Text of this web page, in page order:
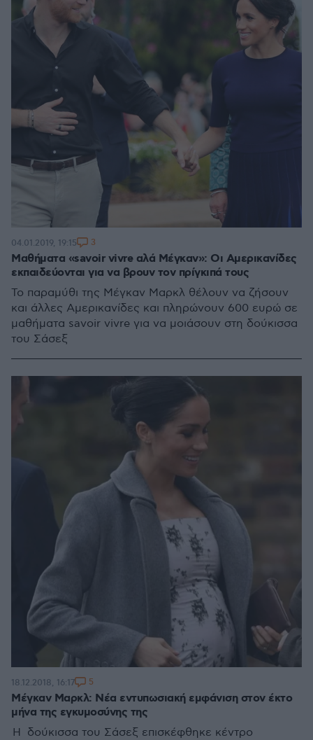
Μαθήματα «savoir vivre αλά Μέγκαν»: Οι Αμερικανίδες
εκπαιδεύονται για να βρουν τον πρίγκιπά τους
Το παραμύθι της Μέγκαν Μαρκλ θέλουν να ζήσουν
και άλλες Αμερικανίδες και πληρώνουν 600 ευρώ σε
μαθήματα savoir vivre για να μοιάσουν στη δούκισσα
του Σάσεξ
04.01.2019, 19:15 3
Μέγκαν Μαρκλ: Νέα εντυπωσιακή εμφάνιση στον έκτο
μήνα της εγκυμοσύνης της
Η δούκισσα του Σάσεξ επισκέφθηκε κέντρο
18.12.2018, 16:17 5